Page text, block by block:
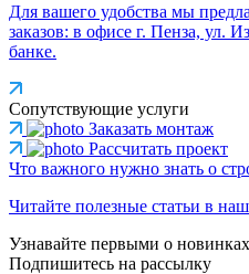
Для вашего удобства мы
заказов: в офисе г. Пенза, ул.
банке.
Сопутствующие услуги
Заказать монтаж
Рассчитать проект
Что важного нужно знать о
Читайте полезные статьи в
Узнавайте первыми о
Подпишитесь на рассылку